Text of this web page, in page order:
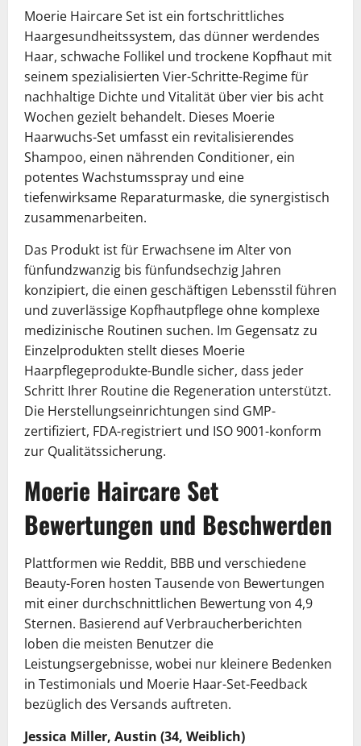
Moerie Haircare Set ist ein fortschrittliches
Haargesundheitssystem, das dünner werdendes
Haar, schwache Follikel und trockene Kopfhaut mit
seinem spezialisierten Vier-Schritte-Regime für
nachhaltige Dichte und Vitalität über vier bis acht
Wochen gezielt behandelt. Dieses Moerie
Haarwuchs-Set umfasst ein revitalisierendes
Shampoo, einen nährenden Conditioner, ein
potentes Wachstumsspray und eine
tiefenwirksame Reparaturmaske, die synergistisch
zusammenarbeiten.
Das Produkt ist für Erwachsene im Alter von
fünfundzwanzig bis fünfundsechzig Jahren
konzipiert, die einen geschäftigen Lebensstil führen
und zuverlässige Kopfhautpflege ohne komplexe
medizinische Routinen suchen. Im Gegensatz zu
Einzelprodukten stellt dieses Moerie
Haarpflegeprodukte-Bundle sicher, dass jeder
Schritt Ihrer Routine die Regeneration unterstützt.
Die Herstellungseinrichtungen sind GMP-
zertifiziert, FDA-registriert und ISO 9001-konform
zur Qualitätssicherung.
Moerie Haircare Set
Bewertungen und Beschwerden
Plattformen wie Reddit, BBB und verschiedene
Beauty-Foren hosten Tausende von Bewertungen
mit einer durchschnittlichen Bewertung von 4,9
Sternen. Basierend auf Verbraucherberichten
loben die meisten Benutzer die
Leistungsergebnisse, wobei nur kleinere Bedenken
in Testimonials und Moerie Haar-Set-Feedback
bezüglich des Versands auftreten.
Jessica Miller, Austin (34, Weiblich)